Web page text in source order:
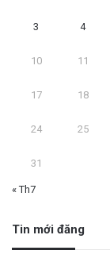
3 4
10 11
17 18
24 25
31
« Th7
Tin mới đăng